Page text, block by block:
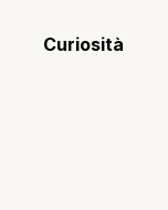
Curiosità